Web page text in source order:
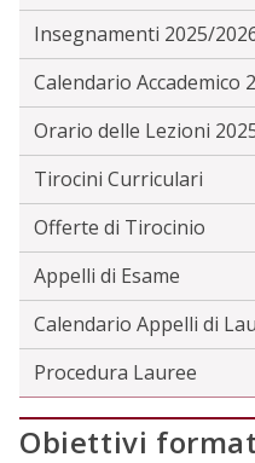
Insegnamenti 2025/
Calendario Accademico
Orario delle Lezioni
Tirocini Curriculari
Offerte di Tirocinio
Appelli di Esame
Calendario Appelli di
Procedura Lauree
Obiettivi